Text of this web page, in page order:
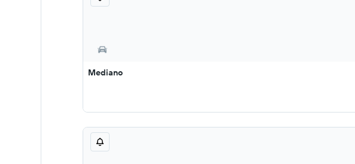
Mediano